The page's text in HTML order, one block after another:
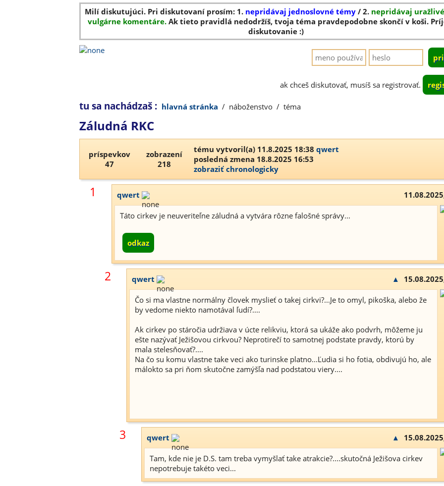
Milí diskutujúci. Pri diskutovaní prosím: 1. nepridávaj jednoslovné témy / 2. nepridávaj
vulgárne komentáre.Ak tieto pravidlá nedodržíš, tvoja téma pravdepodobne skončí v koši.
diskutovanie :)
ak chceš diskutovať, musíš sa registrovať.
tu sa nachádzaš : hlavná stránka / náboženstvo / téma
Záludná RKC
príspevkov
47
zobrazení
218
tému vytvoril(a) 11.8.2025 18:38 qwert
posledná zmena 18.8.2025 16:53
zobraziť chronologicky
1 qwert
Táto cirkev je neuveriteľne záludná a vytvára rôzne falošné správy...
odkaz
2 qwert ▲
Čo si ma vlastne normálny človek myslieť o takej cirkvi?...Je to omyl, pikoška, alebo že
by vedome niekto namotával ľudí?....
Ak cirkev po stáročia udržiava v úcte relikviu, ktorá sa ukáže ako podvrh, môžeme ju
ešte nazývať Ježišovou cirkvou? Neprotirečí to samotnej podstate pravdy, ktorú by
mala stelesňovať?....
Na čo su komu vlastne take veci ako turinske platno...Ľudia si ho fotia, obdivujú ho, ale
málokto sa pri ňom skutočne zamýšľa nad podstatou viery....
3 qwert ▲
Tam, kde nie je D.S. tam treba vymyšlať take atrakcie?....skutočná Ježišova cirkev
nepotrebuje takéto veci...